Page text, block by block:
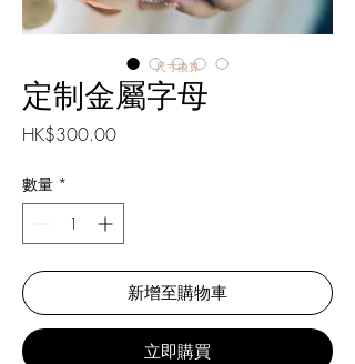
定制金屬字母
HK$300.00價
數量 *
新增至購物車
立即購買
尺寸換算